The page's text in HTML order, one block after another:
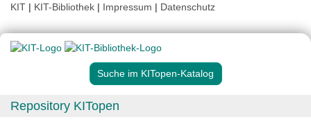
KIT | KIT-Bibliothek | Impressum | Datenschutz
Suche im KITopen-Katalog
Repository KITopen